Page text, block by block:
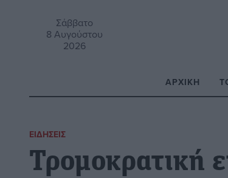
Σάββατο
8 Αυγούστου
2026
ΑΡΧΙΚΉ
ΕΙΔΉΣΕΙΣ
Τρομοκρατική